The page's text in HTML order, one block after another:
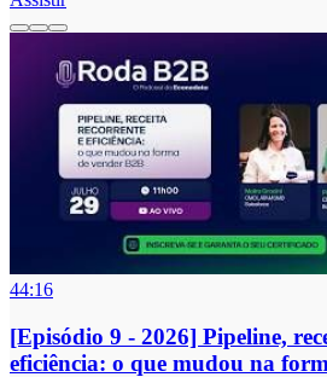
44:16
[Episódio 9 - 2026] Pipeline,
eficiência: o que mudou na